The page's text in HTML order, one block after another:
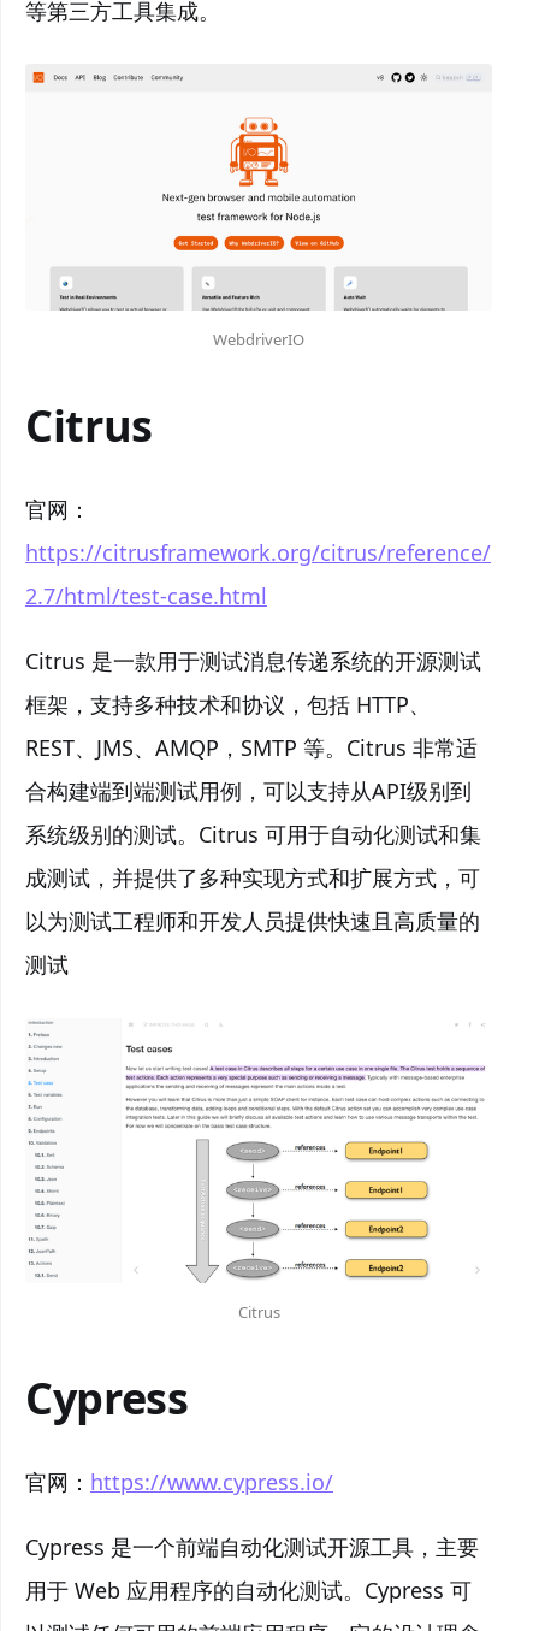
等第三方工具集成。
WebdriverIO
Citrus
官网：
https://citrusframework.org/citrus/reference/
2.7/html/test-case.html
Citrus 是一款用于测试消息传递系统的开源测试
框架，支持多种技术和协议，包括 HTTP、
REST、JMS、AMQP，SMTP 等。Citrus 非常适
合构建端到端测试用例，可以支持从API级别到
系统级别的测试。Citrus 可用于自动化测试和集
成测试，并提供了多种实现方式和扩展方式，可
以为测试工程师和开发人员提供快速且高质量的
测试
Citrus
Cypress
官网： https://www.cypress.io/
Cypress 是一个前端自动化测试开源工具，主要
用于 Web 应用程序的自动化测试。Cypress 可